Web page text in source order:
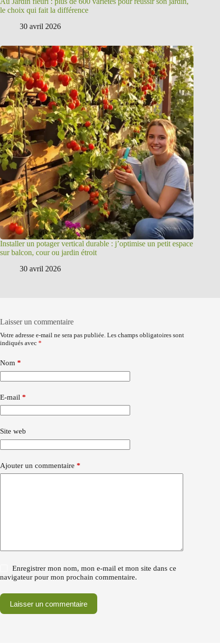
le choix qui fait la différence
30 avril 2026
Installer un potager vertical durable : j’optimise un petit espace
sur balcon, cour ou jardin étroit
30 avril 2026
Laisser un commentaire
Votre adresse e-mail ne sera pas publiée. Les champs obligatoires sont
indiqués avec *
Nom *
E-mail *
Site web
Ajouter un commentaire *
Enregistrer mon nom, mon e-mail et mon site dans ce
navigateur pour mon prochain commentaire.
Laisser un commentaire